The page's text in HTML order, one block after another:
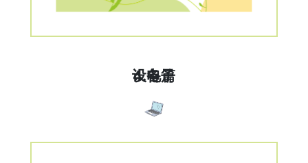
4.电子设备篇